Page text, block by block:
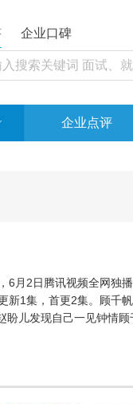
企业口碑
企业点评
2日腾讯视频全网独播
新1集，首更2集。顾千
盼儿发现自己一见钟情